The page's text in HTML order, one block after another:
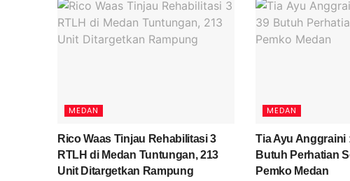
MEDAN
Rico Waas Tinjau Rehabilitasi 3
RTLH di Medan Tuntungan, 213
Unit Ditargetkan Rampung
MEDAN
Tia Ayu Anggraini
Butuh Perhatian
Pemko Medan